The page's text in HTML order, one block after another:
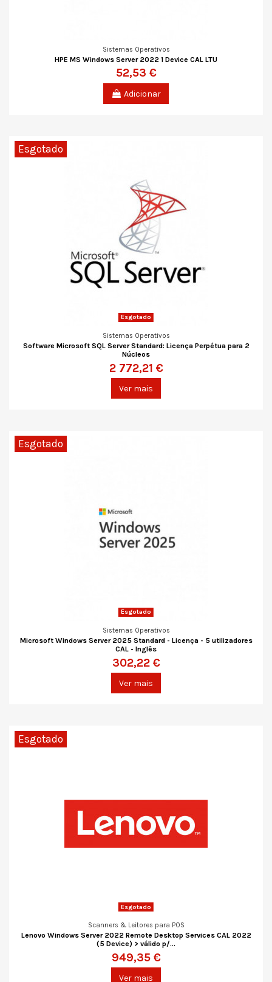
Sistemas Operativos
HPE MS Windows Server 2022 1 Device CAL LTU
52,53 €
Adicionar
Esgotado
Esgotado
Sistemas Operativos
Software Microsoft SQL Server Standard: Licença Perpétua para 2
Núcleos
2 772,21 €
Ver mais
Esgotado
Esgotado
Sistemas Operativos
Microsoft Windows Server 2025 Standard - Licença - 5 utilizadores
CAL - Inglês
302,22 €
Ver mais
Esgotado
Esgotado
Scanners & Leitores para POS
Lenovo Windows Server 2022 Remote Desktop Services CAL 2022
(5 Device) > válido p/...
949,35 €
Ver mais